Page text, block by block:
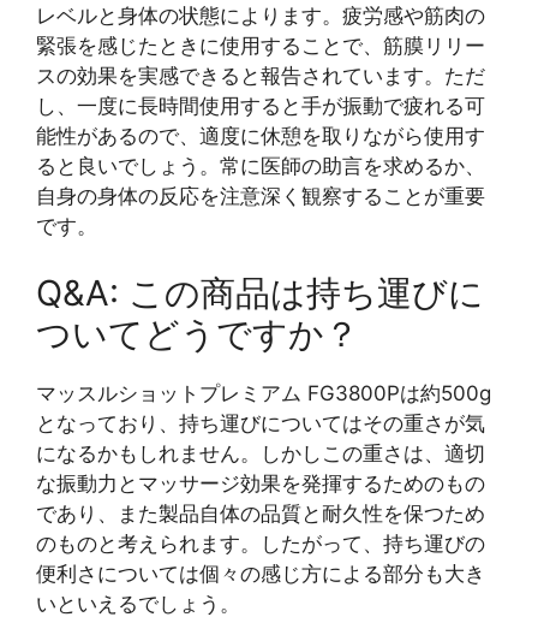
レベルと身体の状態によります。疲労感や筋肉の
緊張を感じたときに使用することで、筋膜リリー
スの効果を実感できると報告されています。ただ
し、一度に長時間使用すると手が振動で疲れる可
能性があるので、適度に休憩を取りながら使用す
ると良いでしょう。常に医師の助言を求めるか、
自身の身体の反応を注意深く観察することが重要
です。
Q&A: この商品は持ち運びに
ついてどうですか？
マッスルショットプレミアム FG3800Pは約500g
となっており、持ち運びについてはその重さが気
になるかもしれません。しかしこの重さは、適切
な振動力とマッサージ効果を発揮するためのもの
であり、また製品自体の品質と耐久性を保つため
のものと考えられます。したがって、持ち運びの
便利さについては個々の感じ方による部分も大き
いといえるでしょう。